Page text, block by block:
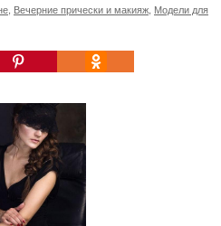
Вечерние прически и макияж Модели для